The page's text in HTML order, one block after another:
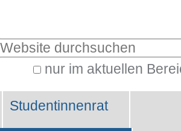
nur im aktuellen
Studentinnenrat